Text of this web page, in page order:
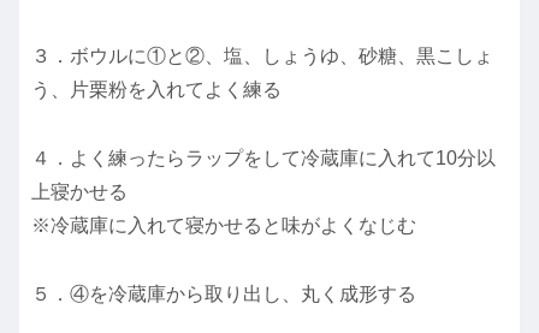
３．ボウルに①と②、塩、しょうゆ、砂糖、黒こしょ
う、片栗粉を入れてよく練る
４．よく練ったらラップをして冷蔵庫に入れて10分以
上寝かせる
※冷蔵庫に入れて寝かせると味がよくなじむ
５．④を冷蔵庫から取り出し、丸く成形する